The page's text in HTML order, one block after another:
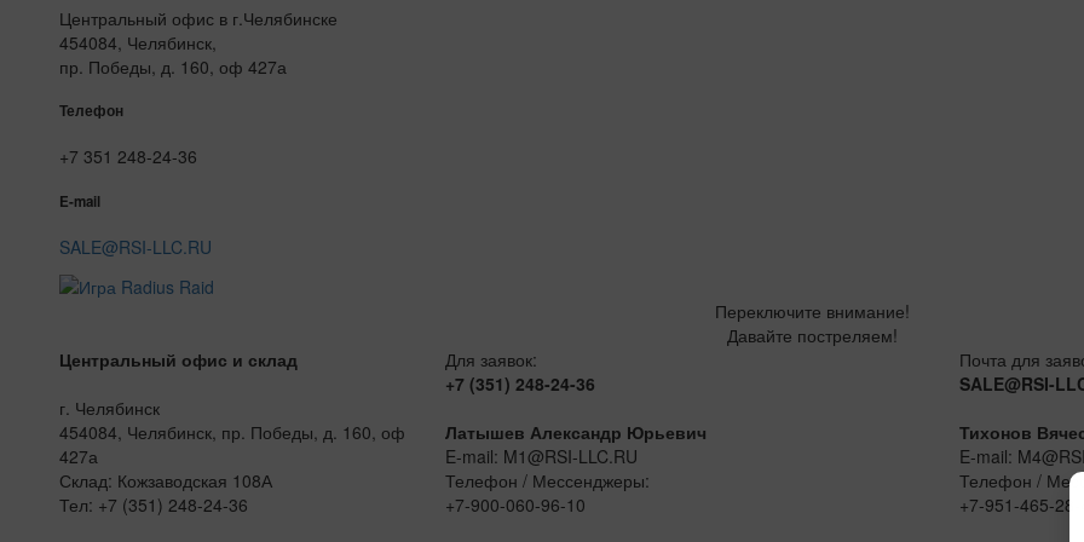
Центральный офис в г.Челябинске
454084, Челябинск,
пр. Победы, д. 160, оф 427а
Телефон
+7 351 248-24-36
E-mail
SALE@RSI-LLC.RU
Переключите внимание!
Давайте постреляем!
Центральный офис и склад
г. Челябинск
454084, Челябинск, пр. Победы, д. 160, оф
427а
Склад: Кожзаводская 108А
Тел: +7 (351) 248-24-36
Для заявок:
+7 (351) 248-24-36
Латышев Александр Юрьевич
E-mail: M1@RSI-LLC.RU
Телефон / Мессенджеры:
+7-900-060-96-10
Почта для
SALE@RSI-
Тихонов
E-mail:
Телефон /
+7-951-465-28-